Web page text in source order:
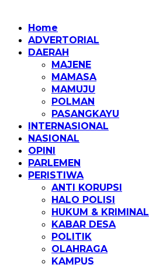
Home
ADVERTORIAL
DAERAH
MAJENE
MAMASA
MAMUJU
POLMAN
PASANGKAYU
INTERNASIONAL
NASIONAL
OPINI
PARLEMEN
PERISTIWA
ANTI KORUPSI
HALO POLISI
HUKUM & KRIMINAL
KABAR DESA
POLITIK
OLAHRAGA
KAMPUS